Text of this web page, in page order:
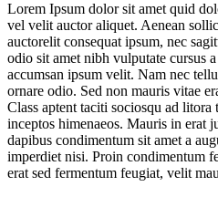
Lorem Ipsum dolor sit amet quid
vel velit auctor aliquet. Aenean
auctorelit consequat ipsum, nec
odio sit amet nibh vulputate cursus
accumsan ipsum velit. Nam nec
ornare odio. Sed non mauris vitae
Class aptent taciti sociosqu ad
inceptos himenaeos. Mauris in erat
dapibus condimentum sit amet a
imperdiet nisi. Proin condimentum
erat sed fermentum feugiat, velit